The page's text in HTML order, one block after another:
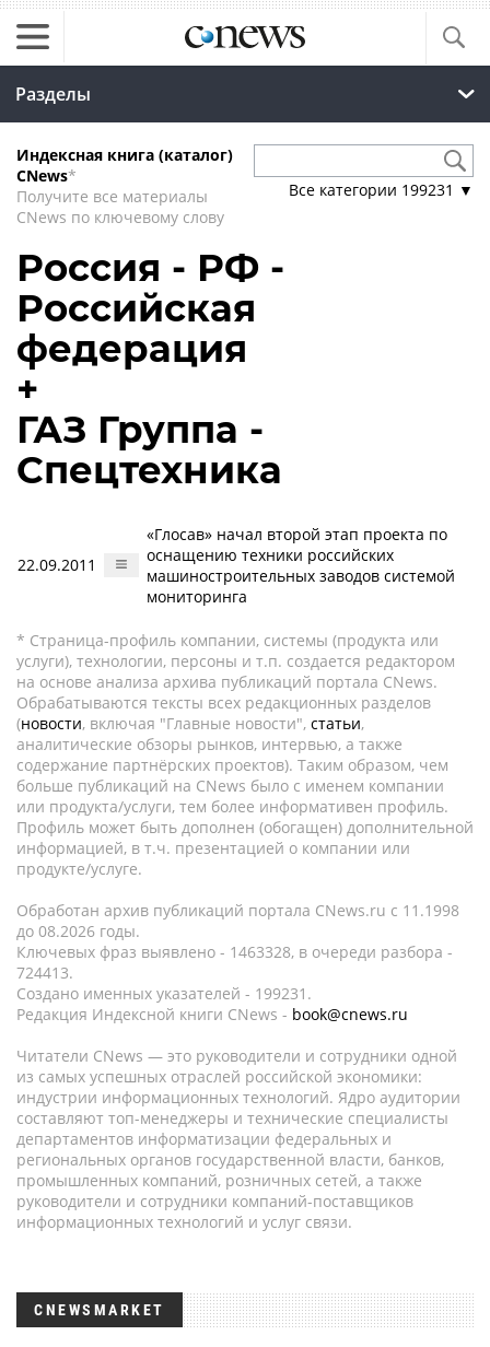
Разделы
Индексная книга (каталог)
CNews*
Получите все материалы
CNews по ключевому слову
Все категории 199231 ▼
Россия - РФ -
Российская
федерация
+
ГАЗ Группа -
Спецтехника
22.09.2011
«Глосав» начал второй этап проекта по
оснащению техники российских
машиностроительных заводов системой
мониторинга
* Страница-профиль компании, системы (продукта или
услуги), технологии, персоны и т.п. создается редактором
на основе анализа архива публикаций портала CNews.
Обрабатываются тексты всех редакционных разделов
(новости, включая "Главные новости", статьи,
аналитические обзоры рынков, интервью, а также
содержание партнёрских проектов). Таким образом, чем
больше публикаций на CNews было с именем компании
или продукта/услуги, тем более информативен профиль.
Профиль может быть дополнен (обогащен) дополнительной
информацией, в т.ч. презентацией о компании или
продукте/услуге.
Обработан архив публикаций портала CNews.ru c 11.1998
до 08.2026 годы.
Ключевых фраз выявлено - 1463328, в очереди разбора -
724413.
Создано именных указателей - 199231.
Редакция Индексной книги CNews - book@cnews.ru
Читатели CNews — это руководители и сотрудники одной
из самых успешных отраслей российской экономики:
индустрии информационных технологий. Ядро аудитории
составляют топ-менеджеры и технические специалисты
департаментов информатизации федеральных и
региональных органов государственной власти, банков,
промышленных компаний, розничных сетей, а также
руководители и сотрудники компаний-поставщиков
информационных технологий и услуг связи.
CNEWSMARKET